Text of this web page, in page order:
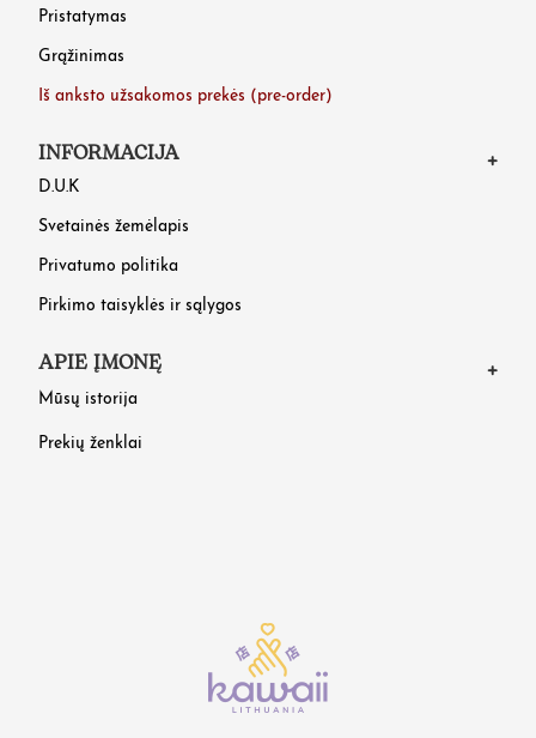
Pristatymas
Grąžinimas
Iš anksto užsakomos prekės (pre-order)
INFORMACIJA
D.U.K
Svetainės žemėlapis
Privatumo politika
Pirkimo taisyklės ir sąlygos
APIE ĮMONĘ
Mūsų istorija
Prekių ženklai